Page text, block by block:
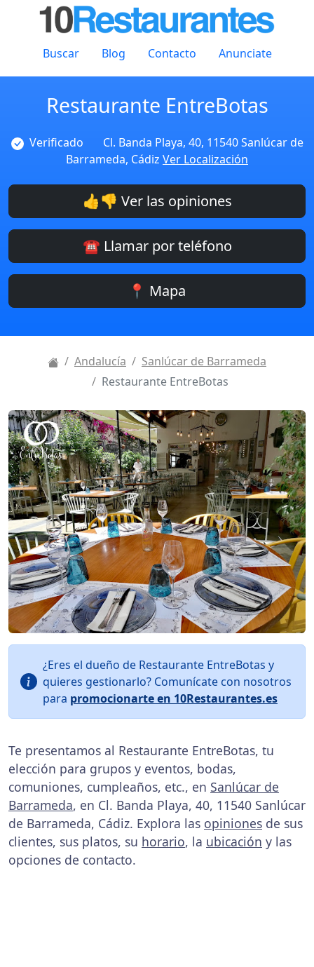
Buscar Blog Contacto Anunciate
Restaurante EntreBotas
Verificado
Cl. Banda Playa, 40, 11540 Sanlúcar de
Barrameda, Cádiz Ver Localización
👍👎 Ver las opiniones
☎️ Llamar por teléfono
📍 Mapa
Andalucía
Sanlúcar de Barrameda
Restaurante EntreBotas
¿Eres el dueño de Restaurante EntreBotas y
quieres gestionarlo? Comunícate con nosotros
para promocionarte en 10Restaurantes.es
Te presentamos al Restaurante EntreBotas, tu
elección para grupos y eventos, bodas,
comuniones, cumpleaños, etc., en Sanlúcar de
Barrameda, en Cl. Banda Playa, 40, 11540 Sanlúcar
de Barrameda, Cádiz. Explora las opiniones de sus
clientes, sus platos, su horario, la ubicación y las
opciones de contacto.